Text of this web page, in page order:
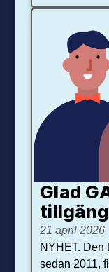
Glad
21 april 2026
NYHET. Den
sedan 2011,